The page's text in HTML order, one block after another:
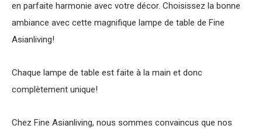
en parfaite harmonie avec votre décor. Choisissez la bonne
ambiance avec cette magnifique lampe de table de Fine
Asianliving!
Chaque lampe de table est faite à la main et donc
complètement unique!
Chez Fine Asianliving, nous sommes convaincus que nos